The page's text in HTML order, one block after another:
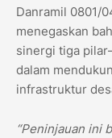
Danramil 0801/
menegaskan
sinergi tiga
dalam
infrastruktur
“Peninjauan ini